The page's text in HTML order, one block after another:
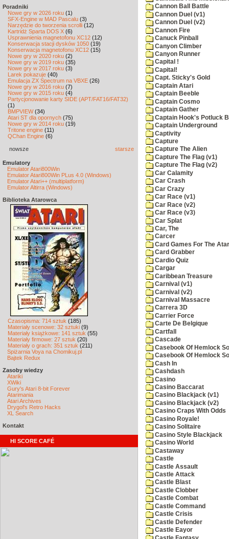
Poradniki
Nowe gry w 2026 roku (1)
SFX-Engine w MAD Pascalu (3)
Narzędzie do tworzenia scrolli (12)
Kartridż Sparta DOS X (6)
Usprawnienia magnetofonu XC12 (12)
Konserwacja stacji dysków 1050 (19)
Konserwacja magnetofonu XC12 (15)
Nowe gry w 2020 roku (2)
Nowe gry w 2019 roku (35)
Nowe gry w 2017 roku (3)
Larek pokazuje (40)
Emulacja ZX Spectrum na VBXE (26)
Nowe gry w 2016 roku (7)
Nowe gry w 2015 roku (4)
Partycjonowanie karty SIDE (APT/FAT16/FAT32)
(1)
BMPVIEW(34)
Atari ST dla opornych (75)
Nowe gry w 2014 roku (19)
Tritone engine (11)
QChan Engine (6)
nowsze starsze
Emulatory
Emulator Atari800Win
Emulator Atari800Win PLus 4.0 (Windows)
Emulator Atari++ (multiplatform)
Emulator Altirra (Windows)
Biblioteka Atarowca
Czasopisma: 714 sztuk (185)
Materiały scenowe: 32 sztuki (9)
Materiały książkowe: 141 sztuk (55)
Materiały firmowe: 27 sztuk (20)
Materiały o grach: 351 sztuk (211)
Spiżarnia Voya na Chomikuj.pl
Bajtek Redux
Zasoby wiedzy
Atariki
XWiki
Gury's Atari 8-bit Forever
Atarimania
Atari Archives
Drygol's Retro Hacks
XL Search
Kontakt
HI SCORE CAFÉ
Cannon Ball Battle
Cannon Duel (v1)
Cannon Duel (v2)
Cannon Fire
Canuck Pinball
Canyon Climber
Canyon Runner
Capital !
Capital!
Capt. Sticky's Gold
Captain Atari
Captain Beeble
Captain Cosmo
Captain Gather
Captain Hook's Potluck
Captain Underground
Captivity
Capture
Capture The Alien
Capture The Flag (v1)
Capture The Flag (v2)
Car Calamity
Car Crash
Car Crazy
Car Race (v1)
Car Race (v2)
Car Race (v3)
Car Splat
Car, The
Carcer
Card Games For The
Card Grabber
Cardio Quiz
Cargar
Caribbean Treasure
Carnival (v1)
Carnival (v2)
Carnival Massacre
Carrera 3D
Carrier Force
Carte De Belgique
Cartfall
Cascade
Casebook Of Hemlock
Casebook Of Hemlock
Cash In
Cashdash
Casino
Casino Baccarat
Casino Blackjack (v1)
Casino Blackjack (v2)
Casino Craps With Odds
Casino Royale!
Casino Solitaire
Casino Style Blackjack
Casino World
Castaway
Castle
Castle Assault
Castle Attack
Castle Blast
Castle Clobber
Castle Combat
Castle Command
Castle Crisis
Castle Defender
Castle Eayor